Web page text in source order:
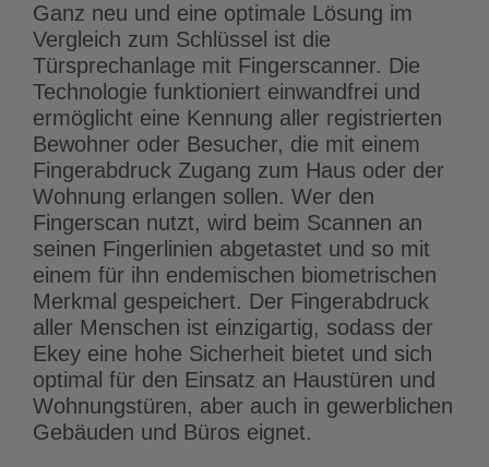
Ganz neu und eine optimale Lösung im
Vergleich zum Schlüssel ist die
Türsprechanlage mit Fingerscanner. Die
Technologie funktioniert einwandfrei und
ermöglicht eine Kennung aller registrierten
Bewohner oder Besucher, die mit einem
Fingerabdruck Zugang zum Haus oder der
Wohnung erlangen sollen. Wer den
Fingerscan nutzt, wird beim Scannen an
seinen Fingerlinien abgetastet und so mit
einem für ihn endemischen biometrischen
Merkmal gespeichert. Der Fingerabdruck
aller Menschen ist einzigartig, sodass der
Ekey eine hohe Sicherheit bietet und sich
optimal für den Einsatz an Haustüren und
Wohnungstüren, aber auch in gewerblichen
Gebäuden und Büros eignet.